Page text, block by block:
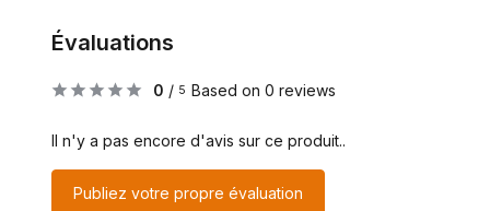
Évaluations
0 / 5 Based on 0 reviews
Il n'y a pas encore d'avis sur ce produit..
Publiez votre propre évaluation